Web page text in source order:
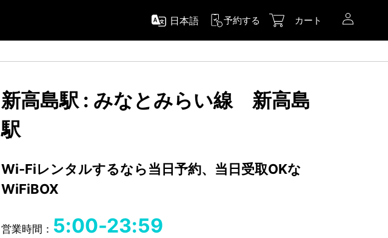
日本語 予約する カート
新高島駅 : みなとみらい線 新高島
駅
Wi-Fiレンタルするなら当日予約、当日受取OKな
WiFiBOX
営業時間： 5:00-23:59